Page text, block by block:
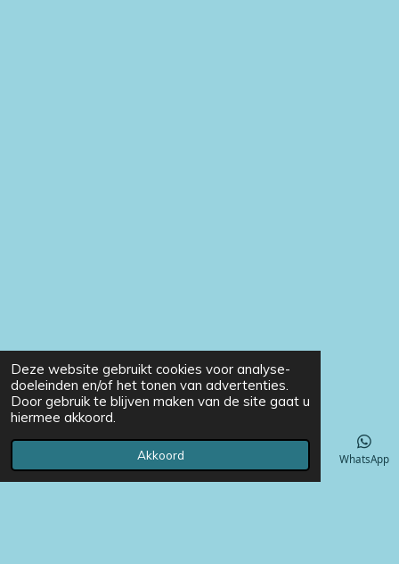
Deze website gebruikt cookies voor analyse-
doeleinden en/of het tonen van advertenties.
Door gebruik te blijven maken van de site gaat u
hiermee akkoord.
Akkoord
Telefoonnummer WhatsApp